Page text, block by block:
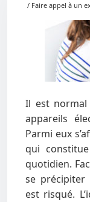
/ Faire appel à un
Il est normal
appareils
Parmi eux
qui
quotidien.
se précipiter
est risqué.